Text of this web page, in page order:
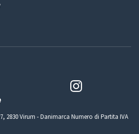
2830 Virum - Danimarca Numero di Partita IVA